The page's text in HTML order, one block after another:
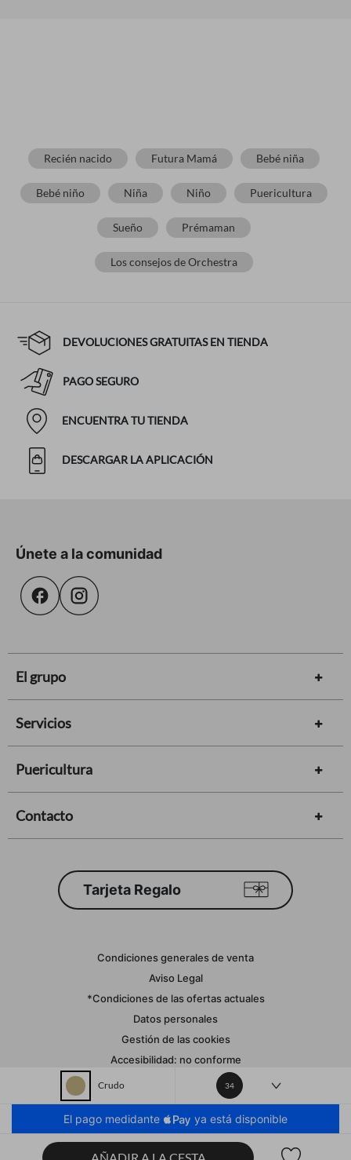
Crudo Crudo 34
El pago medidante ya está disponible
Recién nacido Futura Mamá Bebé niña
Bebé niño Niña Niño Puericultura
Sueño Prémaman
Los consejos de Orchestra
DEVOLUCIONES GRATUITAS EN TIENDA
PAGO SEGURO
ENCUENTRA TU TIENDA
DESCARGAR LA APLICACIÓN
Únete a la comunidad
El grupo
Servicios
Puericultura
Contacto
Tarjeta Regalo
Condiciones generales de venta
Aviso Legal
*Condiciones de las ofertas actuales
Datos personales
Gestión de las cookies
Accesibilidad: no conforme
Orchestra adhiere al código de ética de la Federación Francesa de
comercio electrónico y venta a distancia (FEVAD) y al sistema de